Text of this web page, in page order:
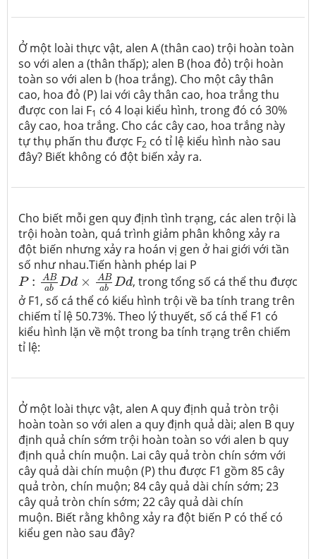
Ở một loài thực vật, alen A (thân cao) trội hoàn toàn
so với alen a (thân thấp); alen B (hoa đỏ) trội hoàn
toàn so với alen b (hoa trắng). Cho một cây thân
cao, hoa đỏ (P) lai với cây thân cao, hoa trắng thu
được con lai F1 có 4 loại kiểu hình, trong đó có 30%
cây cao, hoa trắng. Cho các cây cao, hoa trắng này
tự thụ phấn thu được F2 có tỉ lệ kiểu hình nào sau
đây? Biết không có đột biến xảy ra.
Cho biết mỗi gen quy định tình trạng, các alen trội là
trội hoàn toàn, quá trình giảm phân không xảy ra
đột biến nhưng xảy ra hoán vị gen ở hai giới với tần
số như nhau.Tiến hành phép lai P
P : AB
ab Dd × AB
ab Dd
P:ABabDd×ABabDd
, trong tổng số cá thể thu được
ở F1, số cá thể có kiểu hình trội về ba tính trang trên
chiếm tỉ lệ 50.73%. Theo lý thuyết, số cá thể F1 có
kiểu hình lặn về một trong ba tính trạng trên chiếm
tỉ lệ:
Ở một loài thực vật, alen A quy định quả tròn trội
hoàn toàn so với alen a quy định quả dài; alen B quy
định quả chín sớm trội hoàn toàn so với alen b quy
định quả chín muộn. Lai cây quả tròn chín sớm với
cây quả dài chín muộn (P) thu được F1 gồm 85 cây
quả tròn, chín muộn; 84 cây quả dài chín sớm; 23
cây quả tròn chín sớm; 22 cây quả dài chín
muộn. Biết rằng không xảy ra đột biến P có thể có
kiểu gen nào sau đây?